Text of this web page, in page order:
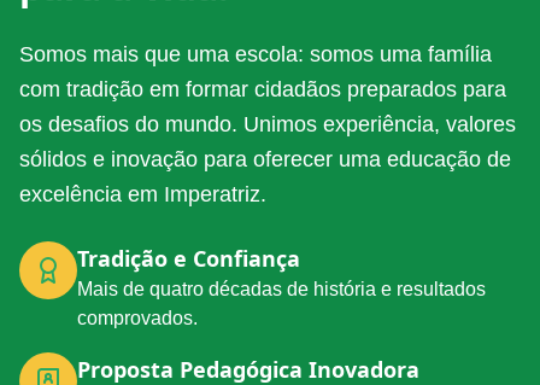
Somos mais que uma escola: somos uma família
com tradição em formar cidadãos preparados para
os desafios do mundo. Unimos experiência, valores
sólidos e inovação para oferecer uma educação de
excelência em Imperatriz.
Tradição e Confiança
Mais de quatro décadas de história e resultados
comprovados.
Proposta Pedagógica Inovadora